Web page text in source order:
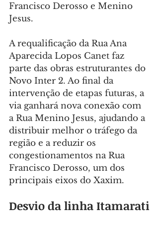
Francisco Derosso e Menino
Jesus.
A requalificação da Rua Ana
Aparecida Lopos Canet faz
parte das obras estruturantes do
Novo Inter 2. Ao final da
intervenção de etapas futuras, a
via ganhará nova conexão com
a Rua Menino Jesus, ajudando a
distribuir melhor o tráfego da
região e a reduzir os
congestionamentos na Rua
Francisco Derosso, um dos
principais eixos do Xaxim.
Desvio da linha Itamarati